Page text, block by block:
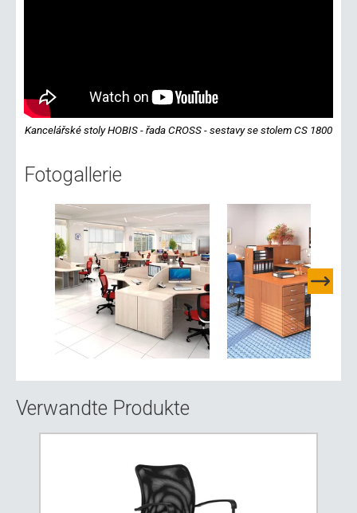
Kancelářské stoly HOBIS - řada CROSS - sestavy se stolem CS 1800
Fotogallerie
Verwandte Produkte